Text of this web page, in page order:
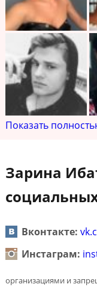
Показать
Зарина
Вконтакте:
Инстаграм:
организациями и